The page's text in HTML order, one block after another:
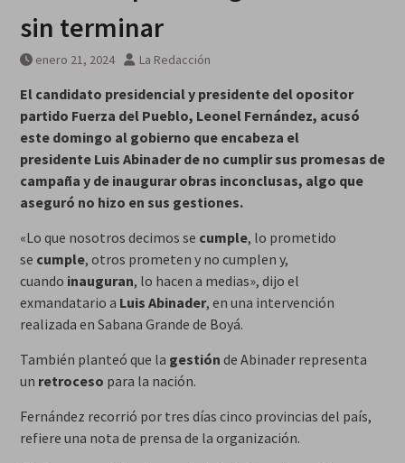
sin terminar
enero 21, 2024 La Redacción
El candidato presidencial y presidente del opositor
partido Fuerza del Pueblo, Leonel Fernández, acusó
este domingo al gobierno que encabeza el
presidente Luis Abinader de no cumplir sus promesas de
campaña y de inaugurar obras inconclusas, algo que
aseguró no hizo en sus gestiones.
«Lo que nosotros decimos se cumple, lo prometido
se cumple, otros prometen y no cumplen y,
cuando inauguran, lo hacen a medias», dijo el
exmandatario a Luis Abinader, en una intervención
realizada en Sabana Grande de Boyá.
También planteó que la gestión de Abinader representa
un retroceso para la nación.
Fernández recorrió por tres días cinco provincias del país,
refiere una nota de prensa de la organización.